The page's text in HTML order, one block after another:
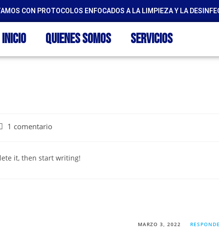
CON PROTOCOLOS ENFOCADOS A LA LIMPIEZA Y LA
Inicio Quienes Somos Servicios
1 comentario
it, then start writing!
MARZO 3, 2022